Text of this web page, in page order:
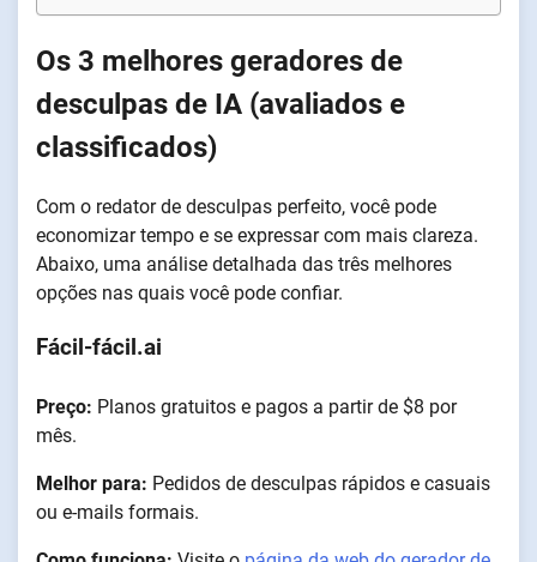
Os 3 melhores geradores de
desculpas de IA (avaliados e
classificados)
Com o redator de desculpas perfeito, você pode
economizar tempo e se expressar com mais clareza.
Abaixo, uma análise detalhada das três melhores
opções nas quais você pode confiar.
Fácil-fácil.ai
Preço: Planos gratuitos e pagos a partir de $8 por
mês.
Melhor para: Pedidos de desculpas rápidos e casuais
ou e-mails formais.